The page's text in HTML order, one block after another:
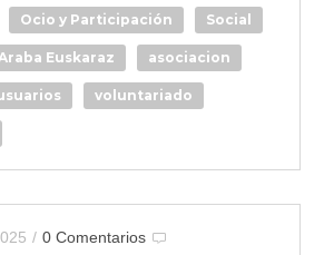
Ocio y Participación Social
Euskaraz asociacion
voluntariado
/ 0 Comentarios